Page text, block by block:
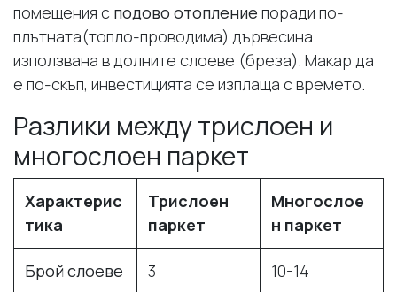
помещения с подово отопление поради по-
плътната(топло-проводима) дървесина
използвана в долните слоеве (бреза). Макар да
е по-скъп, инвестицията се изплаща с времето.
Разлики между трислоен и
многослоен паркет
Характерис
тика
Трислоен
паркет
Многослое
н паркет
Брой слоеве 3 10-14